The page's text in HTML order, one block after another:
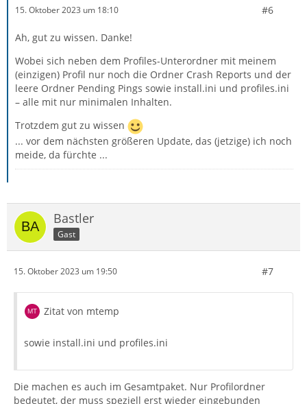
15. Oktober 2023 um 18:10 #6
Ah, gut zu wissen. Danke!
Wobei sich neben dem Profiles-Unterordner mit meinem
(einzigen) Profil nur noch die Ordner Crash Reports und der
leere Ordner Pending Pings sowie install.ini und profiles.ini
– alle mit nur minimalen Inhalten.
Trotzdem gut zu wissen
... vor dem nächsten größeren Update, das (jetzige) ich noch
meide, da fürchte ...
Bastler
Gast
15. Oktober 2023 um 19:50 #7
Zitat von mtemp
sowie install.ini und profiles.ini
Die machen es auch im Gesamtpaket. Nur Profilordner
bedeutet, der muss speziell erst wieder eingebunden